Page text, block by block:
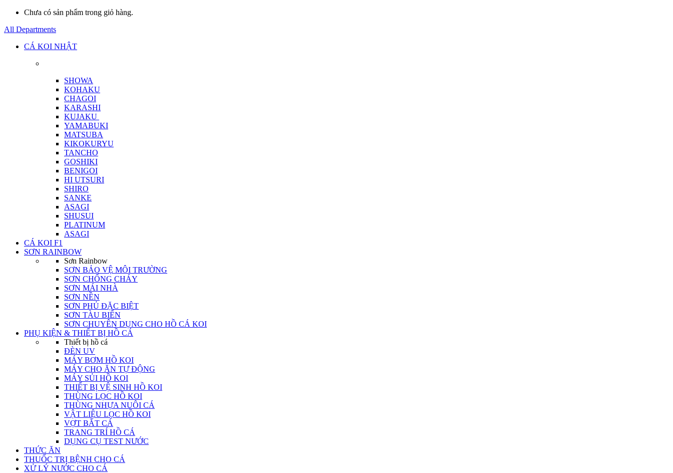
Chưa có sản phẩm trong giỏ hàng.
All Departments
CÁ KOI NHẬT
SHOWA
KOHAKU
CHAGOI
KARASHI
KUJAKU
YAMABUKI
MATSUBA
KIKOKURYU
TANCHO
GOSHIKI
BENIGOI
HI UTSURI
SHIRO
SANKE
ASAGI
SHUSUI
PLATINUM
ASAGI
CÁ KOI F1
SƠN RAINBOW
Sơn Rainbow
SƠN BẢO VỆ MÔI TRƯỜNG
SƠN CHỐNG CHÁY
SƠN MÁI NHÀ
SƠN NỀN
SƠN PHỦ ĐẶC BIỆT
SƠN TÀU BIỂN
SƠN CHUYÊN DỤNG CHO HỒ CÁ KOI
PHỤ KIỆN & THIẾT BỊ HỒ CÁ
Thiết bị hồ cá
ĐÈN UV
MÁY BƠM HỒ KOI
MÁY CHO ĂN TỰ ĐỘNG
MÁY SỦI HỒ KOI
THIẾT BỊ VỆ SINH HỒ KOI
THÙNG LỌC HỒ KOI
THÙNG NHỰA NUÔI CÁ
VẬT LIỆU LỌC HỒ KOI
VỢT BẮT CÁ
TRANG TRÍ HỒ CÁ
DỤNG CỤ TEST NƯỚC
THỨC ĂN
THUỐC TRỊ BỆNH CHO CÁ
XỬ LÝ NƯỚC CHO CÁ